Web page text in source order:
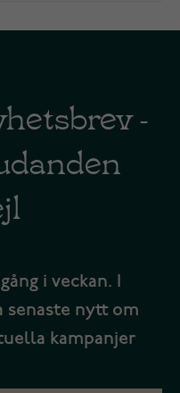
-
i veckan. I
senaste nytt om
kampanjer